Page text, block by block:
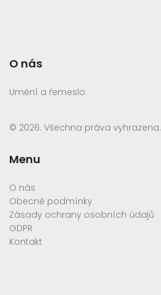
O nás
Umění a řemeslo
© 2026. Všechna práva vyhrazena.
Menu
O nás
Obecné podmínky
Zásady ochrany osobních údajů
GDPR
Kontakt